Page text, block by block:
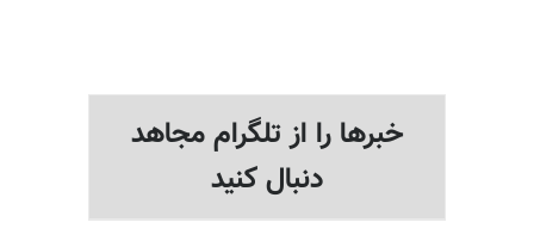
خبرها را از تلگرام مجاهد
دنبال کنید